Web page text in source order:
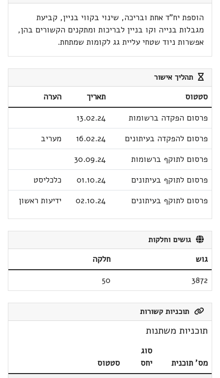
הוספת יח"ד אחת ובריכה, שינוי בקווי בניין, קביעת
מגבלות בנייה וקו בניין לבריכות ומתקנים הקשורים בהן,
אפשרות ניוד שטחי עליית גג לקומות שמתחת.
תהליך אישור
סטטוס תאריך
הערה
פרסום הפקדה ברשומות
13.02.24
פרסום להפקדה בעיתונים
16.02.24
מעריב
פרסום לתוקף ברשומות
30.09.24
פרסום לתוקף בעיתונים
01.10.24
כלכליסט
פרסום לתוקף בעיתונים
02.10.24 ידיעות ראשון
גושים וחלקות
גוש
חלקה
3872
50
תוכניות קשורות
תוכניות משתנות
מס' תוכנית
סוג
יחס
סטטוס